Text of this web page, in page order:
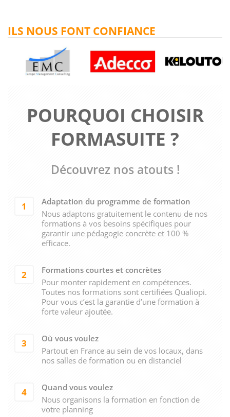
POURQUOI CHOISIR
FORMASUITE ?
Découvrez nos atouts !
1
Adaptation du programme de formation
Nous adaptons gratuitement le contenu de nos
formations à vos besoins spécifiques pour
garantir une pédagogie concrète et 100 %
efficace.
2
Formations courtes et concrètes
Pour monter rapidement en compétences.
Toutes nos formations sont certifiées Qualiopi.
Pour vous c’est la garantie d’une formation à
forte valeur ajoutée.
3
Où vous voulez
Partout en France au sein de vos locaux, dans
nos salles de formation ou en distanciel
4
Quand vous voulez
Nous organisons la formation en fonction de
votre planning
ILS NOUS FONT CONFIANCE